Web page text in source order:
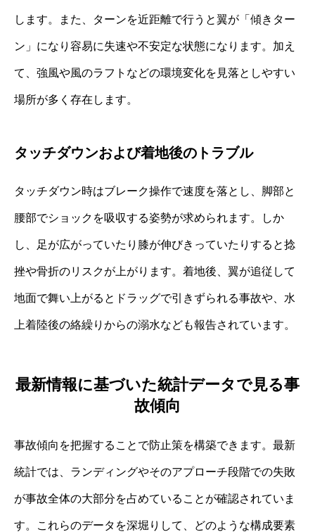
します。また、ターンを近距離で行うと翼が「傾きター
ン」になり容易に失速や不安定な状態になります。加え
て、強風や風のラフトなどの環境変化を見落としやすい
場所が多く存在します。
タッチダウンおよび着地後のトラブル
タッチダウン時はブレーク操作で速度を落とし、脚部と
腰部でショックを吸収する姿勢が求められます。しか
し、足が広がっていたり膝が伸びきっていたりすると捻
挫や骨折のリスクが上がります。着地後、翼が追従して
地面で舞い上がるとドラッグで引きずられる事故や、水
上着陸後の絡繰りからの溺水なども報告されています。
最新情報に基づいた統計データで見る事
故傾向
事故傾向を把握することで防止策を構築できます。最新
統計では、ランディングやそのアプローチ段階での失敗
が事故全体の大部分を占めていることが確認されていま
す。これらのデータを深堀りして、どのような構成要素